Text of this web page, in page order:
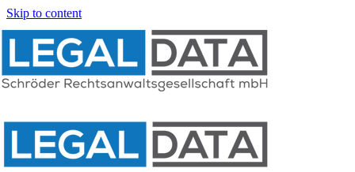
Skip to content